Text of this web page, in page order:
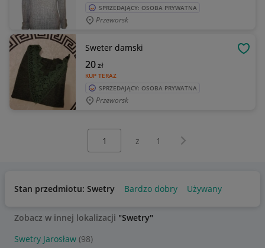
SPRZEDAJĄCY: OSOBA PRYWATNA
Przeworsk
Sweter damski
KUP TERAZ
20zł
SPRZEDAJĄCY: OSOBA PRYWATNA
Przeworsk
z 1 Następna strona
Stan przedmiotu: Swetry Bardzo dobry Używany
Zobacz w innej lokalizacji "Swetry"
Swetry Jarosław (98)